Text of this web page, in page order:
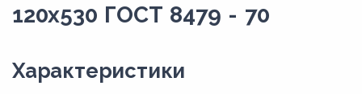
120x530 ГОСТ 8479 - 70
Xарактеристики